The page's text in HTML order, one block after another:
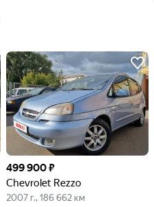
499 900 ₽
Chevrolet Rezzo
2007 г., 186 662 км